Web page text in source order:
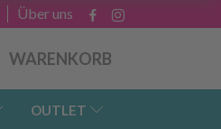
Über uns
WARENKORB
OUTLET